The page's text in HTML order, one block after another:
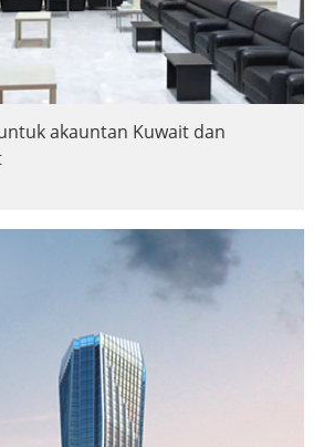
akauntan Kuwait dan